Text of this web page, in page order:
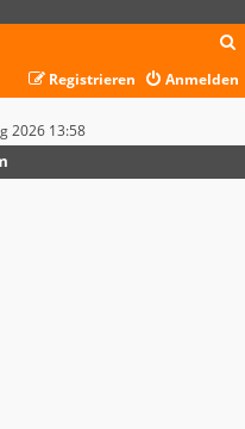
c
Anmelden
Registrieren
2026 13:58